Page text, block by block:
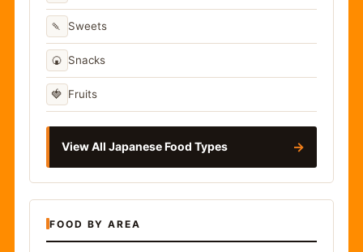
🍡 Sweets
🍘 Snacks
🍓 Fruits
View All Japanese Food Types →
FOOD BY AREA